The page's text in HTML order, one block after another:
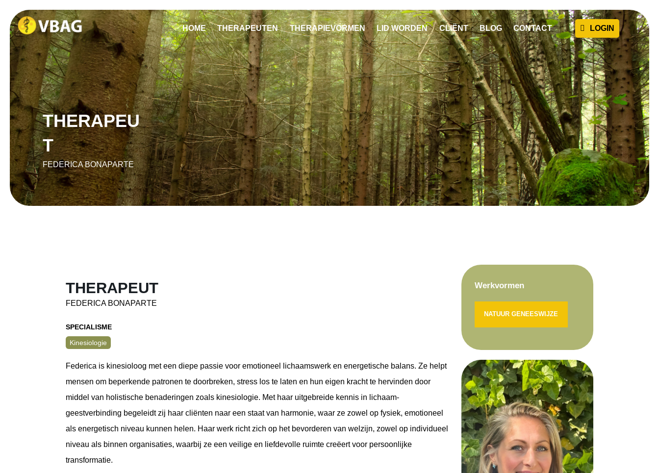
HOME THERAPEUTEN THERAPIEVORMEN LID WORDEN CLIËNT BLOG CONTACT
THERAPEU
T
FEDERICA BONAPARTE
THERAPEUT
FEDERICA BONAPARTE
SPECIALISME
Kinesiologie
Federica is kinesioloog met een diepe passie voor emotioneel lichaamswerk en energetische balans. Ze helpt
mensen om beperkende patronen te doorbreken, stress los te laten en hun eigen kracht te hervinden door
middel van holistische benaderingen zoals kinesiologie. Met haar uitgebreide kennis in lichaam-
geestverbinding begeleidt zij haar cliënten naar een staat van harmonie, waar ze zowel op fysiek, emotioneel
als energetisch niveau kunnen helen. Haar werk richt zich op het bevorderen van welzijn, zowel op individueel
niveau als binnen organisaties, waarbij ze een veilige en liefdevolle ruimte creëert voor persoonlijke
transformatie.
Werkvormen
NATUUR GENEESWIJZE